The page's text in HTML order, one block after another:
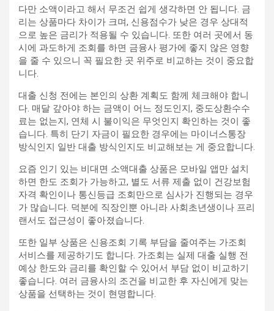
다만 소액이라고 해서 무조건 쉽게 생각하면 안 됩니다. 금
리는 상품마다 차이가 크며, 신용점수가 낮은 경우 상대적
으로 높은 금리가 적용될 수 있습니다. 또한 여러 곳에서 동
시에 과도하게 조회를 하면 금융사 평가에 좋지 않은 영향
을 줄 수 있으니 꼭 필요한 곳 위주로 비교하는 것이 중요합
니다.
대출 신청 전에는 본인의 상환 계획도 함께 체크해야 합니
다. 매달 갚아야 하는 금액이 어느 정도인지, 중도상환수수
료는 없는지, 연체 시 불이익은 무엇인지 확인하는 것이 좋
습니다. 특히 단기 자금이 필요한 경우에는 마이너스통장
방식인지 일반 대출 방식인지도 비교해보는 게 중요합니다.
요즘 인기 있는 비대면 소액대출 상품은 모바일 앱만 설치
하면 한도 조회가 가능하고, 별도 서류 제출 없이 건강보험
자격 확인이나 통신등급 조회만으로 심사가 진행되는 경우
가 많습니다. 덕분에 직장인뿐 아니라 사회초년생이나 프리
랜서도 접근성이 좋아졌습니다.
또한 일부 상품은 신용조회 기록 부담을 줄여주는 가조회
서비스를 제공하기도 합니다. 가조회는 실제 대출 실행 전
예상 한도와 금리를 확인할 수 있어서 부담 없이 비교하기
좋습니다. 여러 금융사의 조건을 비교한 후 자신에게 맞는
상품을 선택하는 것이 현명합니다.